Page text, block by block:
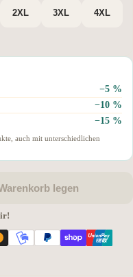
2XL 3XL 4XL
−5 %
−10 %
−15 %
auch mit unterschiedlichen
legen